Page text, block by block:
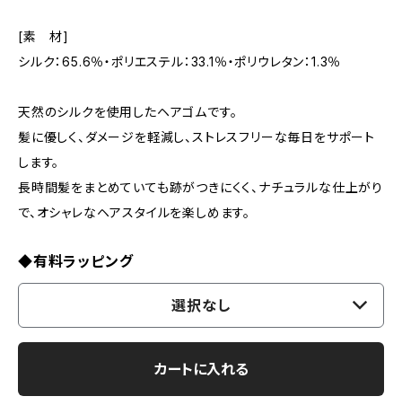
[素 材]
シルク：65.6％・ポリエステル：33.1％・ポリウレタン：1.3％
天然のシルクを使用したヘアゴムです。
髪に優しく、ダメージを軽減し、ストレスフリーな毎日をサポート
します。
長時間髪をまとめていても跡がつきにくく、ナチュラルな仕上がり
で、オシャレなヘアスタイルを楽しめます。
◆有料ラッピング
選択なし
カートに入れる